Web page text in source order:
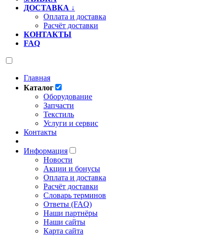
ДОСТАВКА ↓
Оплата и доставка
Расчёт доставки
КОНТАКТЫ
FAQ
Главная
Каталог
Оборудование
Запчасти
Текстиль
Услуги и сервис
Контакты
Информация
Новости
Акции и бонусы
Оплата и доставка
Расчёт доставки
Словарь терминов
Ответы (FAQ)
Наши партнёры
Наши сайты
Карта сайта